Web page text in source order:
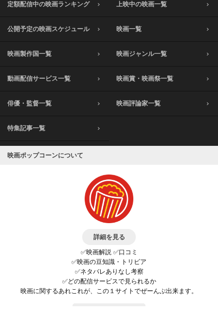
定額配信中の映画ランキング 上映中の映画一覧
公開予定の映画スケジュール 映画一覧
映画製作国一覧 映画ジャンル一覧
動画配信サービス一覧 映画賞・映画祭一覧
俳優・監督一覧 映画評論家一覧
特集記事一覧
映画ポップコーンについて
詳細を見る
✅映画解説 ✅口コミ
✅映画の豆知識・トリビア
✅ネタバレありなし考察
✅どの配信サービスで見られるか
映画に関するあれこれが、この１サイトでぜーんぶ出来ます。